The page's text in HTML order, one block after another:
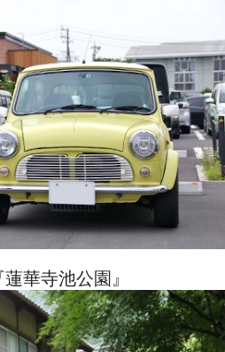
華寺池公園』